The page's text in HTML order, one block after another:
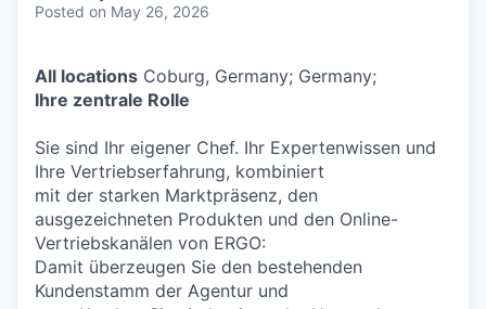
Posted on May 26, 2026
All locations Coburg, Germany; Germany;
Ihre zentrale Rolle
Sie sind Ihr eigener Chef. Ihr Expertenwissen und
Ihre Vertriebserfahrung, kombiniert
mit der starken Marktpräsenz, den
ausgezeichneten Produkten und den Online-
Vertriebskanälen von ERGO:
Damit überzeugen Sie den bestehenden
Kundenstamm der Agentur und